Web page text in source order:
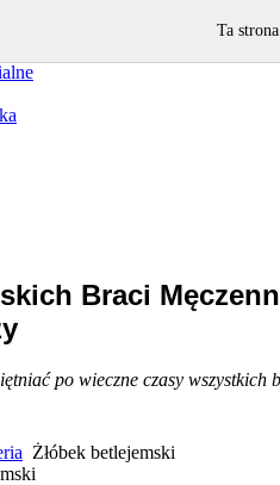
Braci
po wieczne czasy
Żłóbek betlejemski
Ta